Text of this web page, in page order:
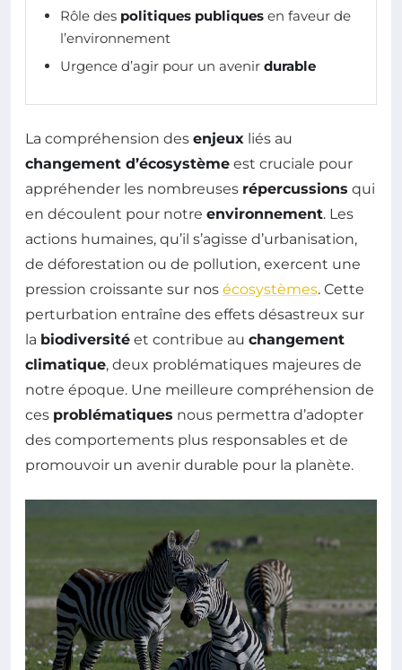
Rôle des politiques publiques en faveur de
l’environnement
Urgence d’agir pour un avenir durable
La compréhension des enjeux liés au
changement d’écosystème est cruciale pour
appréhender les nombreuses répercussions qui
en découlent pour notre environnement. Les
actions humaines, qu’il s’agisse d’urbanisation,
de déforestation ou de pollution, exercent une
pression croissante sur nos écosystèmes. Cette
perturbation entraîne des effets désastreux sur
la biodiversité et contribue au changement
climatique, deux problématiques majeures de
notre époque. Une meilleure compréhension de
ces problématiques nous permettra d’adopter
des comportements plus responsables et de
promouvoir un avenir durable pour la planète.